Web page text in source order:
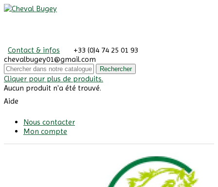
Contact & infos
+33 (0)4 74 25 01 93
chevalbugey01@gmail.com
Rechercher
Cliquer pour plus de produits.
Aucun produit n'a été trouvé.
Aide
Nous contacter
Mon compte